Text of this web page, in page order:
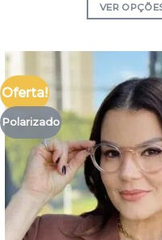
VER
Oferta!
Polarizado